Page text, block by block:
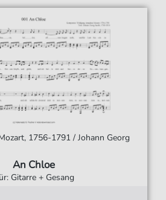
1756-1791 / Johann Georg
An Chloe
Gitarre + Gesang